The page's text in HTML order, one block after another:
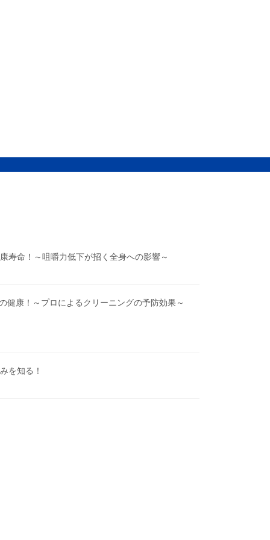
寿命！～咀嚼力低下が招く全身への影響～
健康！～プロによるクリーニングの予防効果～
を知る！